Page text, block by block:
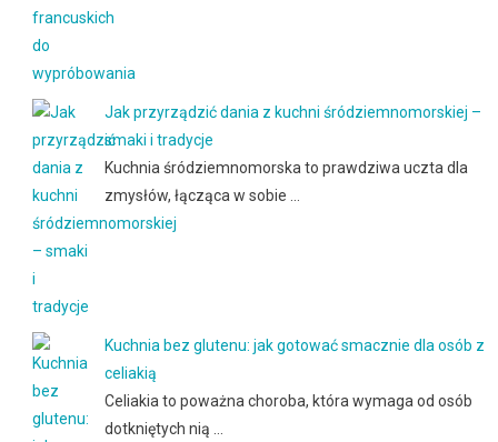
Jak przyrządzić dania z kuchni śródziemnomorskiej –
smaki i tradycje
Kuchnia śródziemnomorska to prawdziwa uczta dla
zmysłów, łącząca w sobie …
Kuchnia bez glutenu: jak gotować smacznie dla osób z
celiakią
Celiakia to poważna choroba, która wymaga od osób
dotkniętych nią …